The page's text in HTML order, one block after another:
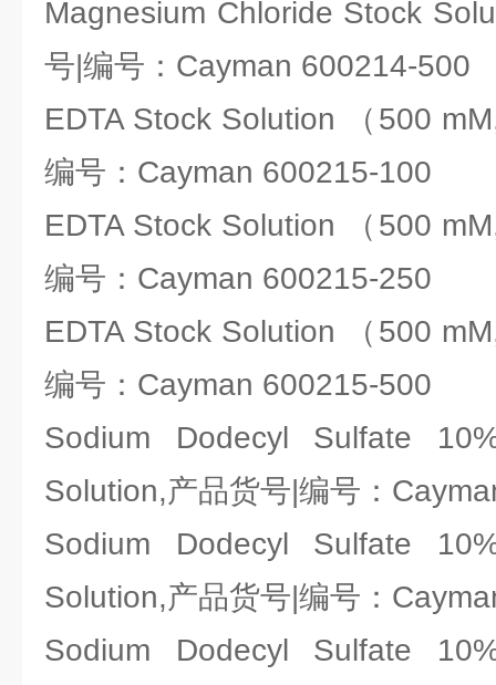
Magnesium Chloride Stock
号|编号：Cayman 600214-500
EDTA Stock Solution （500
编号：Cayman 600215-100
EDTA Stock Solution （500
编号：Cayman 600215-250
EDTA Stock Solution （500
编号：Cayman 600215-500
Sodium Dodecyl Sulfate
Solution,产品货号|编号：
Sodium Dodecyl Sulfate
Solution,产品货号|编号：
Sodium Dodecyl Sulfate